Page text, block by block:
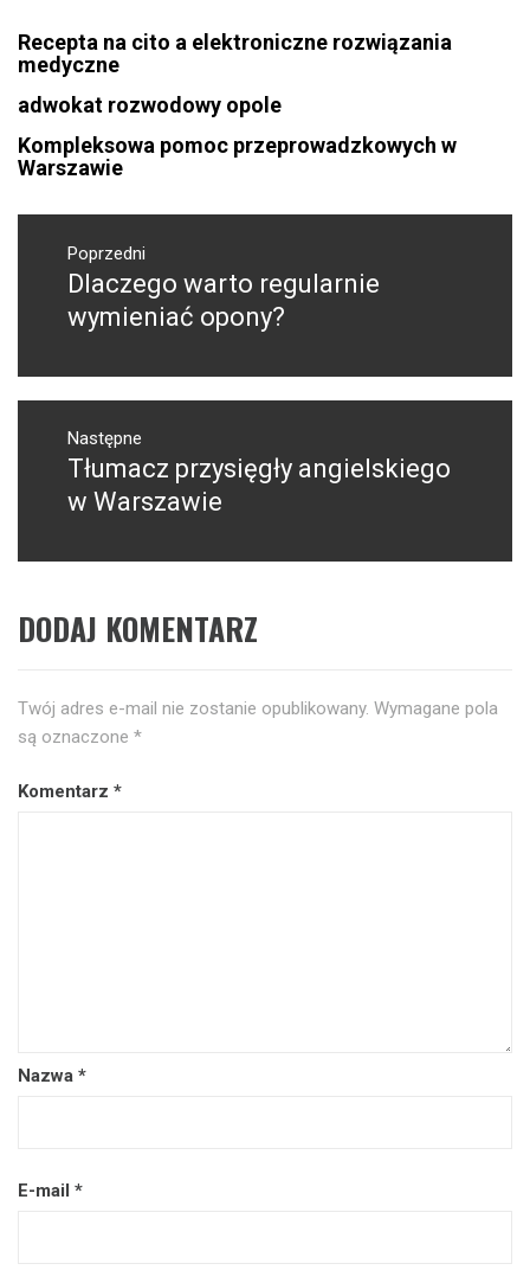
Recepta na cito a elektroniczne rozwiązania
medyczne
adwokat rozwodowy opole
Kompleksowa pomoc przeprowadzkowych w
Warszawie
Nawigacja
wpisuPoprzedni
Poprzedni
wpis:
Dlaczego warto regularnie
wymieniać opony?
Następne
Następny
post:
Tłumacz przysięgły angielskiego
w Warszawie
DODAJ KOMENTARZ
Twój adres e-mail nie zostanie opublikowany. Wymagane pola
są oznaczone *
Komentarz *
Nazwa *
E-mail *